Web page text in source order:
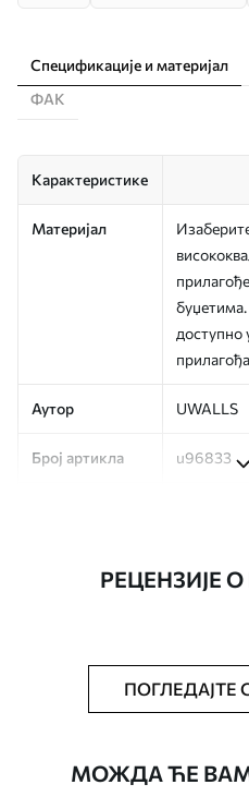
Спецификације и материјал
ФАК
Карактеристике
Материјал
доступно
Аутор UWALLS
Број артикла u96833
Тапета
водом.
РЕЦЕНЗИЈЕ
ПОГЛЕДАЈТЕ
МОЖДА ЋЕ ВАМ